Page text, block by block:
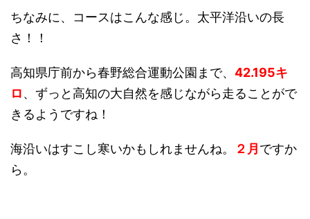
ちなみに、コースはこんな感じ。太平洋沿いの長
さ！！
高知県庁前から春野総合運動公園まで、 42.195キ
ロ、 ずっと高知の大自然を感じながら走ることがで
きるようですね！
海沿いはすこし寒いかもしれませんね。 ２月 ですか
ら。